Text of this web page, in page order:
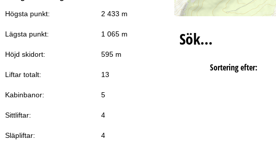
Högsta punkt: 2 433 m
Lägsta punkt: 1 065 m
Höjd skidort: 595 m
Liftar totalt: 13
Kabinbanor: 5
Sittliftar: 4
Släpliftar: 4
Sök…
Sortering efter: